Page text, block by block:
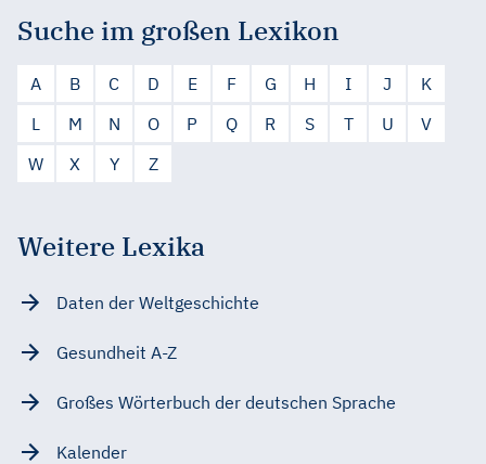
Suche im großen Lexikon
A B C D E F G H I J
K
L
M N O P Q R S T U
V
W
X Y Z
Weitere Lexika
Daten der Weltgeschichte
Gesundheit A-Z
Großes Wörterbuch der deutschen Sprache
Kalender